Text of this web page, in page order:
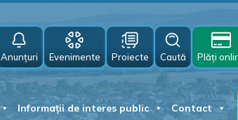
Anunțuri Evenimente Proiecte Caută Plăți
Informații de interes public Contact